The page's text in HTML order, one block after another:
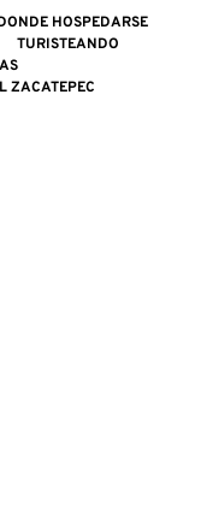
HOSPEDARSE
TURISTEANDO
ZACATEPEC